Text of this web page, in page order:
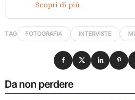
Scopri di più
TAG FOTOGRAFIA INTERVISTE
Da non perdere
Condividi su
Condividi su X
Condividi